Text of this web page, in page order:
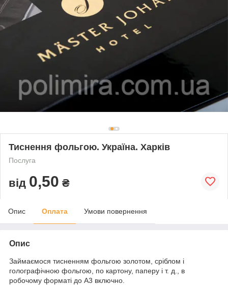
Тиснення фольгою. Україна. Харків
Послуга
від 0,50 ₴
Опис Оплата Умови повернення
Опис
Займаємося тисненням фольгою золотом, сріблом і
голографічною фольгою, по картону, паперу і т. д., в
робочому форматі до А3 включно.